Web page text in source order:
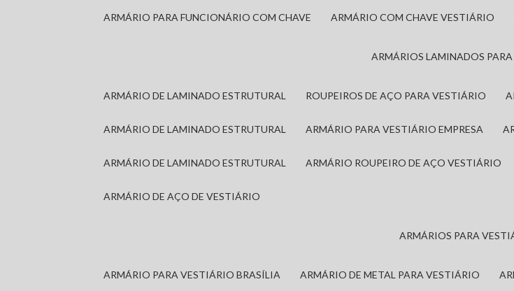
ARMÁRIO PARA FUNCIONÁRIO COM CHAVE ARMÁRIO COM CHAVE VESTIÁRIO
ARMÁRIOS LAMINADOS
ARMÁRIO DE LAMINADO ESTRUTURAL ROUPEIROS DE AÇO PARA VESTIÁRIO
ARMÁRIO DE LAMINADO ESTRUTURAL ARMÁRIO PARA VESTIÁRIO EMPRESA
ARMÁRIO DE LAMINADO ESTRUTURAL ARMÁRIO ROUPEIRO DE AÇO VESTIÁRIO
ARMÁRIO DE AÇO DE VESTIÁRIO
ARMÁRIOS PARA
ARMÁRIO PARA VESTIÁRIO BRASÍLIA ARMÁRIO DE METAL PARA VESTIÁRIO